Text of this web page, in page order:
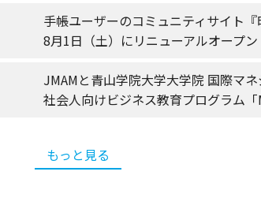
手帳ユーザーのコミュニティサイト
8月1日（土）にリニューアルオープン
JMAMと青山学院大学大学院 国際マネ
社会人向けビジネス教育プログラム
もっと見る